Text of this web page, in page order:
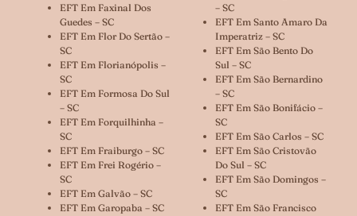
EFT Em Faxinal Dos
Guedes – SC
EFT Em Flor Do Sertão –
SC
EFT Em Florianópolis –
SC
EFT Em Formosa Do Sul
– SC
EFT Em Forquilhinha –
SC
EFT Em Fraiburgo – SC
EFT Em Frei Rogério –
SC
EFT Em Galvão – SC
EFT Em Garopaba – SC
– SC
EFT Em Santo Amaro Da
Imperatriz – SC
EFT Em São Bento Do
Sul – SC
EFT Em São Bernardino
– SC
EFT Em São Bonifácio –
SC
EFT Em São Carlos – SC
EFT Em São Cristovão
Do Sul – SC
EFT Em São Domingos –
SC
EFT Em São Francisco